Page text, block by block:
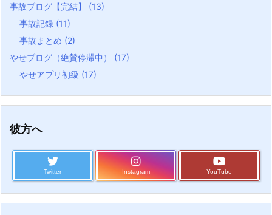
事故ブログ【完結】 (13)
事故記録 (11)
事故まとめ (2)
やせブログ（絶賛停滞中） (17)
やせアプリ初級 (17)
彼方へ
Twitter Instagram YouTube